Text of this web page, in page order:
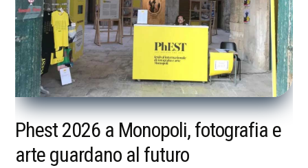
Phest 2026 a Monopoli, fotografia e
arte guardano al futuro